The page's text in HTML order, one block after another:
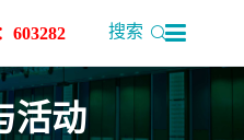
搜索
603282
活动